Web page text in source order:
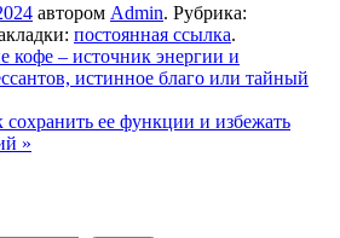
автором Admin. Рубрика:
постоянная ссылка.
кофе – источник энергии и
истинное благо или тайный
ее функции и избежать
»